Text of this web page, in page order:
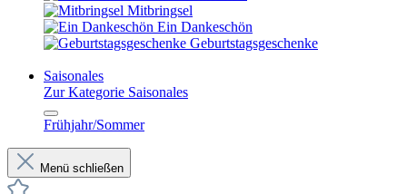
Mitbringsel
Ein Dankeschön
Geburtstagsgeschenke
Saisonales
Zur Kategorie Saisonales
Frühjahr/Sommer
Menü schließen